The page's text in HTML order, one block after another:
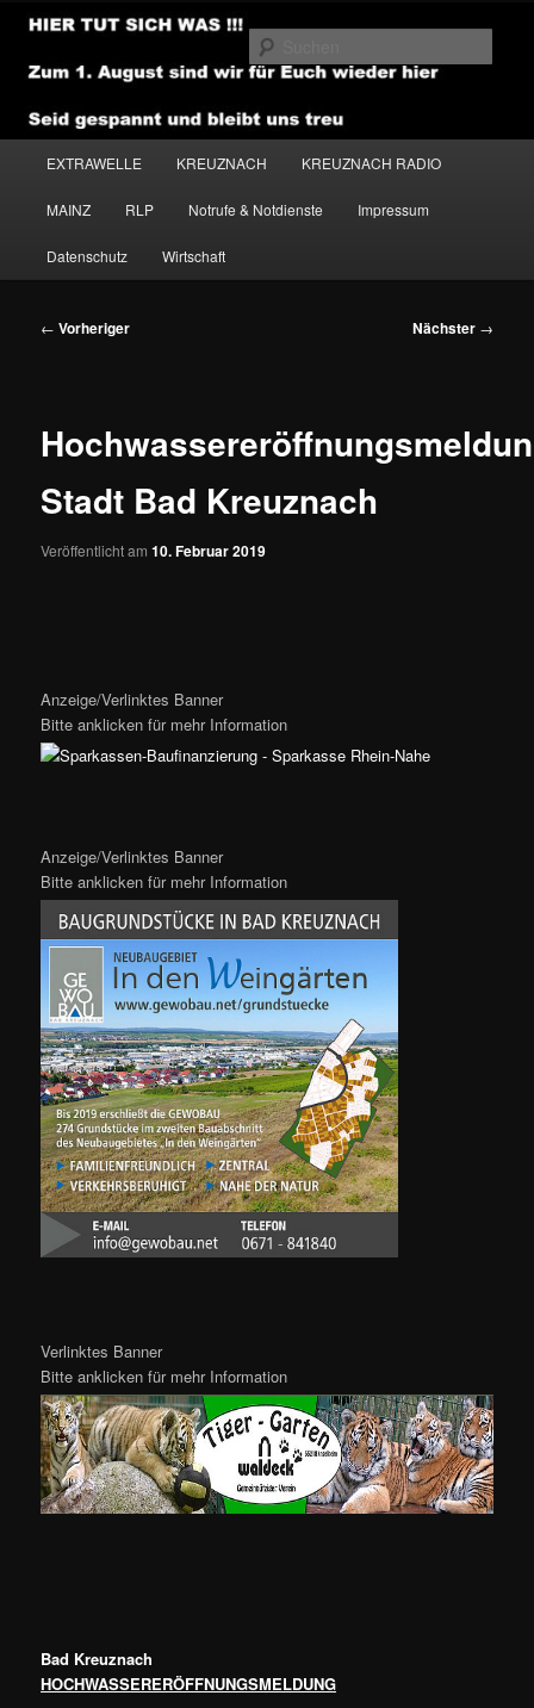
Zum
primären
Inhalt
NEWSHOUSE.MEDIA
EXTRAWELLE KREUZNACH KREUZNACH RADIO
MAINZ RLP Notrufe & Notdienste Impressum
Datenschutz Wirtschaft
Beitragsnavigation
← Vorheriger Nächster →
Stadt Bad Kreuznach
Veröffentlicht am10. Februar 2019
Anzeige/Verlinktes Banner
Bitte anklicken für mehr Information
Anzeige/Verlinktes Banner
Bitte anklicken für mehr Information
Verlinktes Banner
Bitte anklicken für mehr Information
Bad Kreuznach
HOCHWASSERERÖFFNUNGSMELDUNG